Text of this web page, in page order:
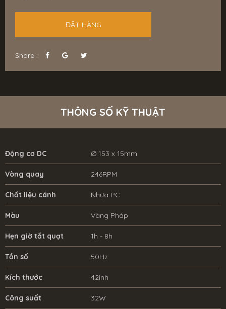
ĐẶT HÀNG
Share :
THÔNG SỐ KỸ THUẬT
Động cơ DC Ø 153 x 15mm
Vòng quay 246RPM
Chất liệu cánh Nhựa PC
Màu Vàng Pháp
Hẹn giờ tắt quạt 1h - 8h
Tần số 50Hz
Kích thước 42inh
Công suất 32W